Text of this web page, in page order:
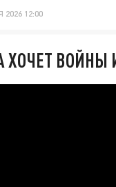
2026 12:00
ХОЧЕТ ВОЙНЫ